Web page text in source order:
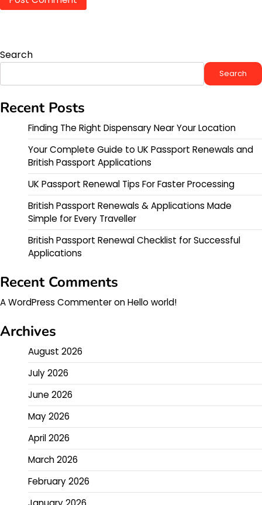
Search
Search
Recent Posts
Finding The Right Dispensary Near Your Location
Your Complete Guide to UK Passport Renewals and
British Passport Applications
UK Passport Renewal Tips For Faster Processing
British Passport Renewals & Applications Made
Simple for Every Traveller
British Passport Renewal Checklist for Successful
Applications
Recent Comments
A WordPress CommenteronHello world!
Archives
August 2026
July 2026
June 2026
May 2026
April 2026
March 2026
February 2026